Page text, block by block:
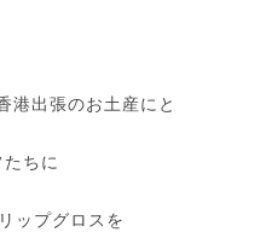
港出張のお土産にと
ちに
ップグロスを